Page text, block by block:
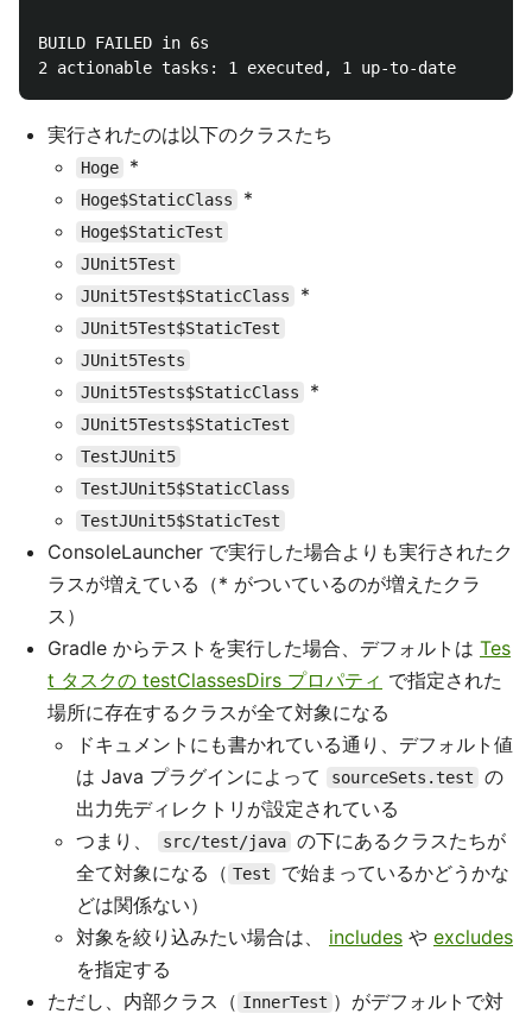
BUILD FAILED in 6s
実行されたのは以下のクラスたち
Hoge *
Hoge$StaticClass *
Hoge$StaticTest
JUnit5Test
JUnit5Test$StaticClass
*
JUnit5Test$StaticTest
JUnit5Tests
JUnit5Tests$StaticClass
*
JUnit5Tests$StaticTest
TestJUnit5
TestJUnit5$StaticClass
TestJUnit5$StaticTest
ConsoleLauncher で実行した場合よりも実行されたク
ラスが増えている（* がついているのが増えたクラ
ス）
Gradle からテストを実行した場合、デフォルトは Tes
t タスクの testClassesDirs プロパティ で指定された
場所に存在するクラスが全て対象になる
ドキュメントにも書かれている通り、デフォルト値
は Java プラグインによって
sourceSets.test
の
出力先ディレクトリが設定されている
つまり、
src/test/java の下にあるクラスたちが
全て対象になる（ Test
で始まっているかどうかな
どは関係ない）
対象を絞り込みたい場合は、 includes や excludes
を指定する
ただし、内部クラス（ InnerTest ）がデフォルトで対